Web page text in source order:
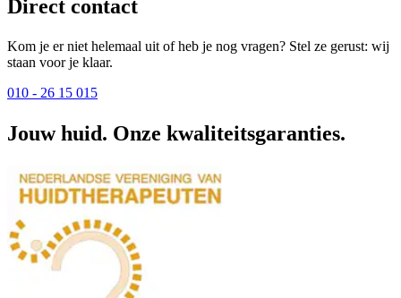
Direct contact
Kom je er niet helemaal uit of heb je nog vragen? Stel ze gerust: wij
staan voor je klaar.
010 - 26 15 015
Jouw huid. Onze kwaliteitsgaranties.